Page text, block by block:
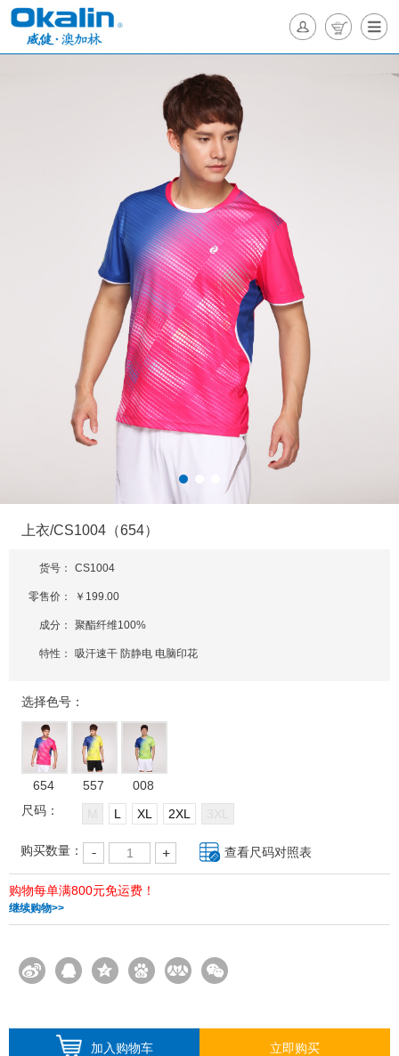
上衣/CS1004（654）
货号： CS1004
零售价： ￥199.00
成分： 聚酯纤维100%
特性： 吸汗速干 防静电 电脑印花
选择色号：
654 557
008
尺码：
L XL 2XL
购买数量： 查看尺码对照表
购物每单满800元免运费！
继续购物>>
加入购物车 立即购买